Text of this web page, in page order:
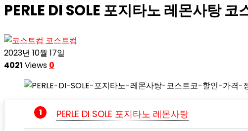
PERLE DI SOLE 포지타노 레몬사탕 코
코스트컴
2023년 10월 17일
4021 Views 0
PERLE DI SOLE 포지타노 레몬사탕